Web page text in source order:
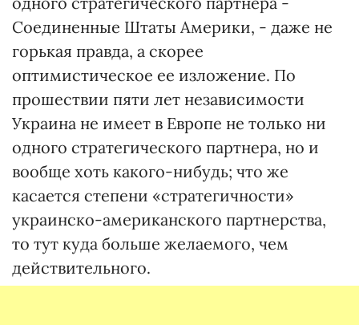
Соединенные Штаты Америки, - даже не
горькая правда, а скорее
оптимистическое ее изложение. По
прошествии пяти лет независимости
Украина не имеет в Европе не только ни
одного стратегического партнера, но и
вообще хоть какого-нибудь; что же
касается степени «стратегичности»
украинско-американского партнерства,
то тут куда больше желаемого, чем
действительного.